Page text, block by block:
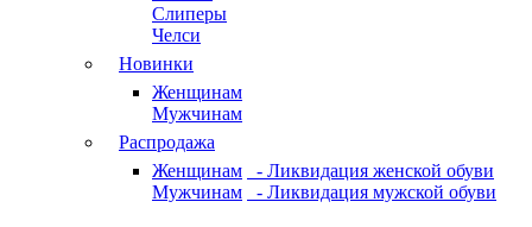
Слиперы
Челси
Новинки
Женщинам
Мужчинам
Распродажа
Женщинам
- Ликвидация женской обуви
Мужчинам
- Ликвидация мужской обуви